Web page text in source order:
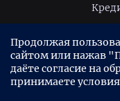
Продолжая
сайтом или нажав
даёте согласие на
принимаете условия